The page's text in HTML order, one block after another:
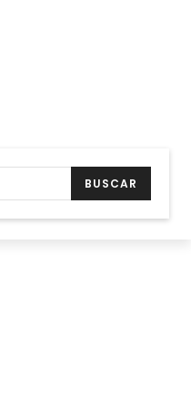
BUSCAR